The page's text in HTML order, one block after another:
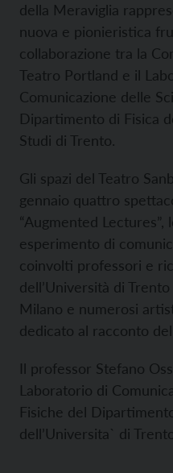
della Meraviglia
nuova e pionieristica
collaborazione tra la
Teatro Portland e il
Comunicazione delle
Dipartimento di Fisica
Studi di Trento.
Gli spazi del Teatro
gennaio quattro
“Augmented Lectures”,
esperimento di
coinvolti professori e
dell’Università di
Milano e numerosi
dedicato al racconto
Il professor Stefano
Laboratorio di
Fisiche del
dell’Universita` di